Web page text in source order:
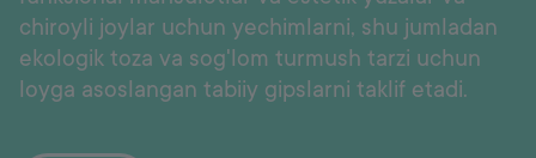
chiroyli joylar uchun yechimlarni, shu jumladan
ekologik toza va sog'lom turmush tarzi uchun
loyga asoslangan tabiiy gipslarni taklif etadi.